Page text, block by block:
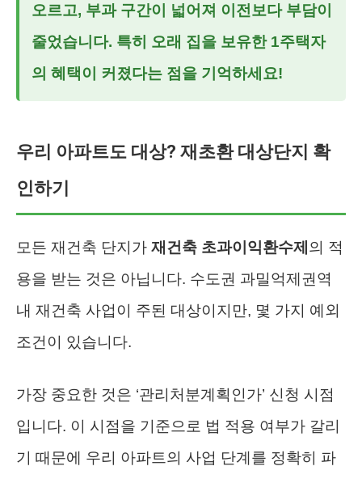
오르고, 부과 구간이 넓어져 이전보다 부담이
줄었습니다. 특히 오래 집을 보유한 1주택자
의 혜택이 커졌다는 점을 기억하세요!
우리 아파트도 대상? 재초환 대상단지 확
인하기
모든 재건축 단지가 재건축 초과이익환수제 의 적
용을 받는 것은 아닙니다. 수도권 과밀억제권역
내 재건축 사업이 주된 대상이지만, 몇 가지 예외
조건이 있습니다.
가장 중요한 것은 ‘관리처분계획인가’ 신청 시점
입니다. 이 시점을 기준으로 법 적용 여부가 갈리
기 때문에 우리 아파트의 사업 단계를 정확히 파